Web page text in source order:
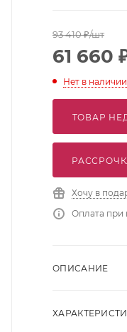
93 410₽/шт
61 660
Нет в наличии
ТОВАР
Хочу в
Оплата при
ОПИСАНИЕ